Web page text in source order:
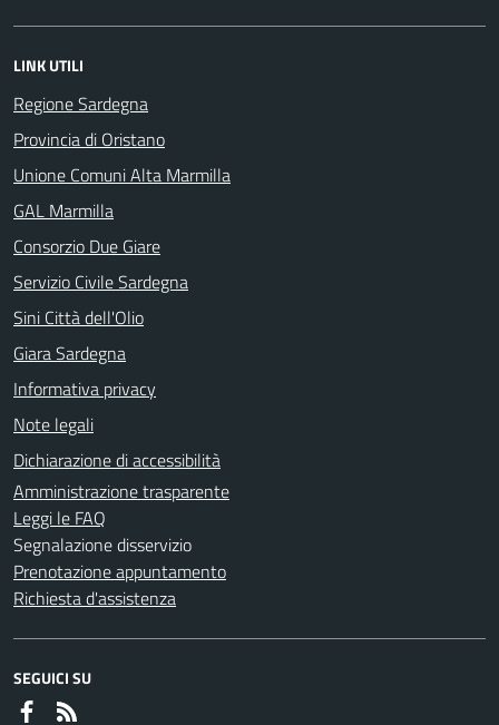
LINK UTILI
Regione Sardegna
Provincia di Oristano
Unione Comuni Alta Marmilla
GAL Marmilla
Consorzio Due Giare
Servizio Civile Sardegna
Sini Città dell'Olio
Giara Sardegna
Informativa privacy
Note legali
Dichiarazione di accessibilità
Amministrazione trasparente
Leggi le FAQ
Segnalazione disservizio
Prenotazione appuntamento
Richiesta d'assistenza
SEGUICI SU